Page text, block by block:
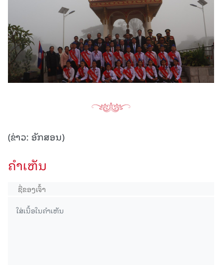
(ຂ່າວ: ອັກສອນ)
ຄໍາເຫັນ